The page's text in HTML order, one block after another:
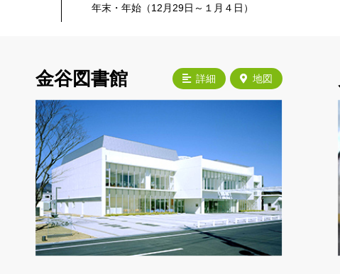
年末・年始（12月29日～１月４日）
詳細 地図
金谷図書館